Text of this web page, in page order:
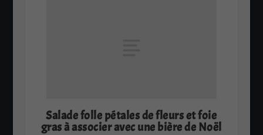
Salade folle pétales de fleurs et foie
gras à associer avec une bière de Noël